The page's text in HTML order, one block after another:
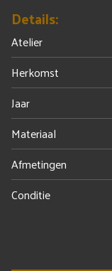
Details:
Atelier
Herkomst
Jaar
Materiaal
Afmetingen
Conditie